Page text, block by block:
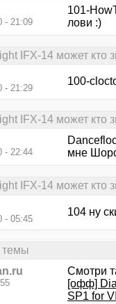
- 21:09
101-
лови :)
IFX-14 может кто
- 21:29
100-
IFX-14 может кто
- 22:44
мне
IFX-14 может кто
- 05:45
104 ну
темы
Смотри
[офф]
SP1 for